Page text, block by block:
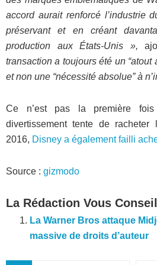
accord aurait renforcé l’industrie
préservant et en créant
production aux États-Unis »,
transaction a toujours été un “atout
et non une “nécessité absolue” à
Ce n’est pas la première fois
divertissement tente de
2016, Disney a également failli
Source : gizmodo
La Rédaction Vous
La Warner Bros attaque
massive de droits d’auteur